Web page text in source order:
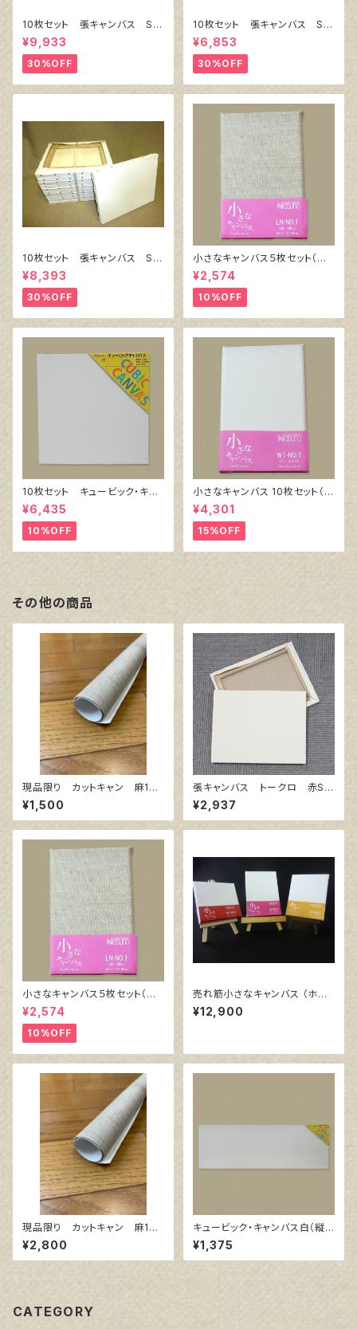
10枚セット 張キャンバス Sn
owWhite SPC（綿・ポリエステ
ル）F8 455㎜×380㎜
¥9,933
30%OFF
10枚セット 張キャンバス Sn
owWhite SPC（綿・ポリエステ
ル）F4 333㎜×242㎜
¥6,853
30%OFF
10枚セット 張キャンバス Sn
owWhite SPC（綿・ポリエステ
ル）F6 410㎜×318㎜
¥8,393
30%OFF
小さなキャンバス５枚セット（麻
キャンバス裏面張り）
¥2,574
10%OFF
10枚セット キュービック・キャ
ンバス白（縦150㎜×横150㎜×
厚38㎜）
¥6,435
10%OFF
小さなキャンバス 10枚セット（ホ
ワイト塗りキャンバス張り）
¥4,301
15%OFF
その他の商品
現品限り カットキャン 麻10
0％ F4 (5枚組)
¥1,500
張キャンバス トークロ 赤SP
F10 530㎜×455㎜
¥2,937
小さなキャンバス５枚セット（麻
キャンバス裏面張り）
¥2,574
10%OFF
売れ筋小さなキャンバス （ホワ
イト塗りキャンバス張り）各10枚
３点セット
¥12,900
現品限り カットキャン 麻10
0％ F8 (5枚組)
¥2,800
キュービック・キャンバス白（縦2
00㎜×横600㎜×厚38㎜）
¥1,375
CATEGORY